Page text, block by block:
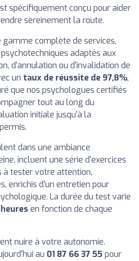
spécifiquement conçu pour aider
sereinement la route.
gamme complète de services,
adaptés aux
d'annulation ou d'invalidation de
un taux de réussite de 97,8%,
que nos psychologues certifiés
tout au long du
initiale jusqu'à la
dans une ambiance
incluent une série d'exercices
à tester votre attention,
enrichis d’un entretien pour
La durée du test varie
en fonction de chaque
nuire à votre autonomie.
au 01 87 66 37 55 pour